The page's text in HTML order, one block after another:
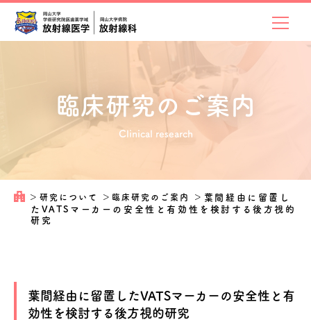
臨床研究のご案内
Clinical research
＞ 研究について ＞ 臨床研究のご案内 ＞ 葉間経由に留置し
たVATSマーカーの安全性と有効性を検討する後方視的
研究
葉間経由に留置したVATSマーカーの安全性と有
効性を検討する後方視的研究